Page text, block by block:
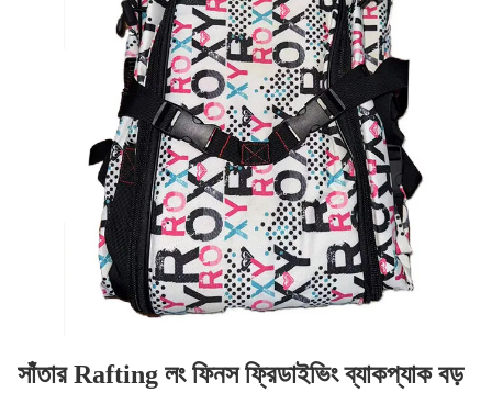
সাঁতার Rafting লং ফিনস ফ্রিডাইভিং ব্যাকপ্যাক বড়